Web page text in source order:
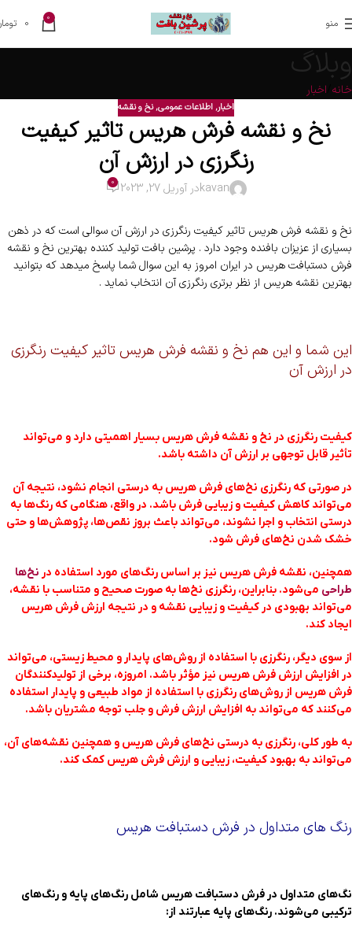
منو 0
0
وبلاگ
خانه اخبار
اخبار,اطلاعات عمومی,نخ و نقشه
نخ و نقشه فرش هریس تاثیر کیفیت
رنگرزی در ارزش آن
kavanدر آوریل 27, 2023 0
نخ و نقشه فرش هریس تاثیر کیفیت رنگرزی در ارزش آن سوالی است که در ذهن
بسیاری از عزیزان بافنده وجود دارد . پرشین بافت تولید کننده بهترین نخ و نقشه
فرش دستبافت هریس در ایران امروز به این سوال شما پاسخ میدهد که بتوانید
بهترین نقشه هریس از نظر برتری رنگرزی آن انتخاب نماید .
این شما و این هم نخ و نقشه فرش هریس تاثیر کیفیت رنگرزی
در ارزش آن
کیفیت رنگرزی در نخ و نقشه فرش هریس بسیار اهمیتی دارد و می‌تواند
تأثیر قابل توجهی بر ارزش آن داشته باشد.
در صورتی که رنگرزی نخ‌های فرش هریس به درستی انجام نشود، نتیجه آن
می‌تواند کاهش کیفیت و زیبایی فرش باشد. در واقع، هنگامی که رنگ‌ها به
درستی انتخاب و اجرا نشوند، می‌تواند باعث بروز نقص‌ها، پژوهش‌ها و حتی
خشک شدن نخ‌های فرش شود.
همچنین، نقشه فرش هریس نیز بر اساس رنگ‌های مورد استفاده در نخ‌ها
طراحی می‌شود. بنابراین، رنگرزی نخ‌ها به صورت صحیح و متناسب با نقشه،
می‌تواند بهبودی در کیفیت و زیبایی نقشه و در نتیجه ارزش فرش هریس
ایجاد کند.
از سوی دیگر، رنگرزی با استفاده از روش‌های پایدار و محیط زیستی، می‌تواند
در افزایش ارزش فرش هریس نیز مؤثر باشد. امروزه، برخی از تولیدکنندگان
فرش هریس از روش‌های رنگرزی با استفاده از مواد طبیعی و پایدار استفاده
می‌کنند که می‌تواند به افزایش ارزش فرش و جلب توجه مشتریان باشد.
به طور کلی، رنگرزی به درستی نخ‌های فرش هریس و همچنین نقشه‌های آن،
می‌تواند به بهبود کیفیت، زیبایی و ارزش فرش هریس کمک کند.
رنگ های متداول در فرش دستبافت هریس
نگ‌های متداول در فرش دستبافت هریس شامل رنگ‌های پایه و رنگ‌های
ترکیبی می‌شوند. رنگ‌های پایه عبارتند از: